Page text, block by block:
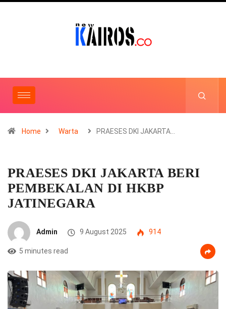
Home Warta PRAESES DKI JAKARTA…
PRAESES DKI JAKARTA BERI
PEMBEKALAN DI HKBP
JATINEGARA
Admin 9 August 2025 914
5 minutes read